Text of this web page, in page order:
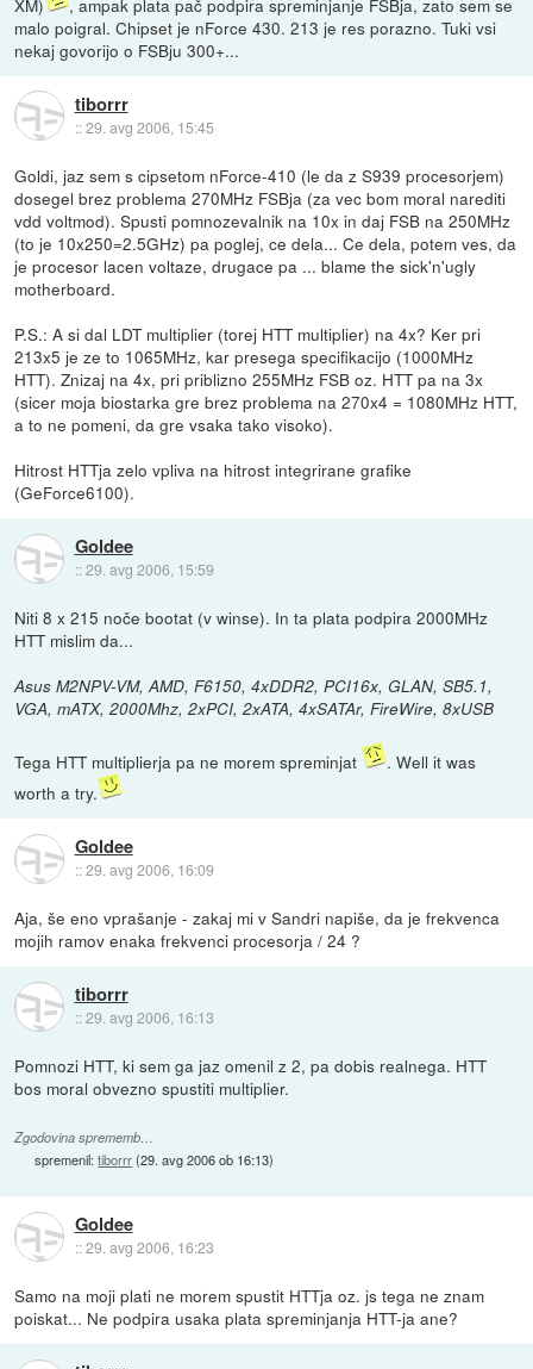
malo poigral. Chipset je nForce 430. 213 je res porazno. Tuki vsi
nekaj govorijo o FSBju 300+...
tiborrr
::29. avg 2006, 15:45
Goldi, jaz sem s cipsetom nForce-410 (le da z S939 procesorjem)
dosegel brez problema 270MHz FSBja (za vec bom moral narediti
vdd voltmod). Spusti pomnozevalnik na 10x in daj FSB na 250MHz
(to je 10x250=2.5GHz) pa poglej, ce dela... Ce dela, potem ves, da
je procesor lacen voltaze, drugace pa ... blame the sick'n'ugly
motherboard.
P.S.: A si dal LDT multiplier (torej HTT multiplier) na 4x? Ker pri
213x5 je ze to 1065MHz, kar presega specifikacijo (1000MHz
HTT). Znizaj na 4x, pri priblizno 255MHz FSB oz. HTT pa na 3x
(sicer moja biostarka gre brez problema na 270x4 = 1080MHz HTT,
a to ne pomeni, da gre vsaka tako visoko).
Hitrost HTTja zelo vpliva na hitrost integrirane grafike
(GeForce6100).
Goldee
::29. avg 2006, 15:59
Niti 8 x 215 noče bootat (v winse). In ta plata podpira 2000MHz
HTT mislim da...
Asus M2NPV-VM, AMD, F6150, 4xDDR2, PCI16x, GLAN, SB5.1,
VGA, mATX, 2000Mhz, 2xPCI, 2xATA, 4xSATAr, FireWire, 8xUSB
Tega HTT multiplierja pa ne morem spreminjat
. Well it was
worth a try.
Goldee
::29. avg 2006, 16:09
Aja, še eno vprašanje - zakaj mi v Sandri napiše, da je frekvenca
mojih ramov enaka frekvenci procesorja / 24 ?
tiborrr
::29. avg 2006, 16:13
Pomnozi HTT, ki sem ga jaz omenil z 2, pa dobis realnega. HTT
bos moral obvezno spustiti multiplier.
Zgodovina sprememb…
spremenil:tiborrr(29. avg 2006 ob 16:13)
Goldee
::29. avg 2006, 16:23
Samo na moji plati ne morem spustit HTTja oz. js tega ne znam
poiskat... Ne podpira usaka plata spreminjanja HTT-ja ane?